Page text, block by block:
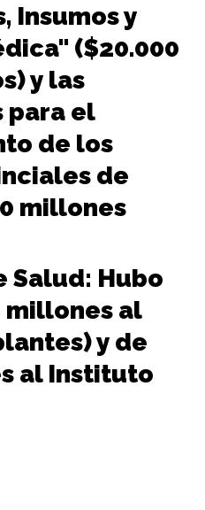
Insumos y
($20.000
y las
para el
de los
de
millones
Salud: Hubo
millones al
y de
al Instituto